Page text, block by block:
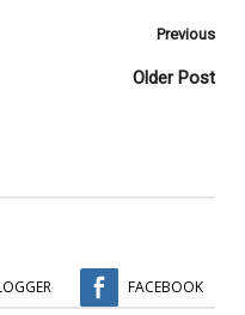
Previous
Older Post
FACEBOOK